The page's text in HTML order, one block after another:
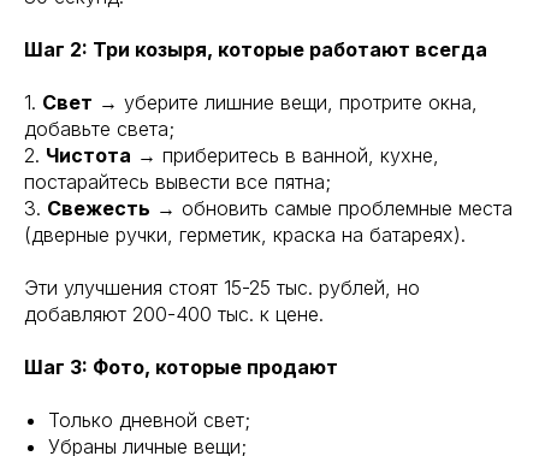
Шаг 2: Три козыря, которые работают всегда
1. Свет → уберите лишние вещи, протрите окна,
добавьте света;
2. Чистота → приберитесь в ванной, кухне,
постарайтесь вывести все пятна;
3. Свежесть → обновить самые проблемные места
(дверные ручки, герметик, краска на батареях).
Эти улучшения стоят 15-25 тыс. рублей, но
добавляют 200-400 тыс. к цене.
Шаг 3: Фото, которые продают
Только дневной свет;
Убраны личные вещи;